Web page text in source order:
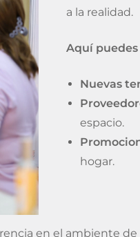
a la realidad.
Aquí
Nuevas
espacio.
hogar.
en el ambiente